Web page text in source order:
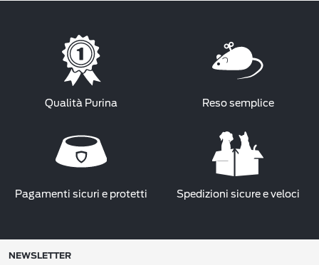
Qualità Purina Reso semplice
Pagamenti sicuri e protetti Spedizioni sicure e veloci
NEWSLETTER